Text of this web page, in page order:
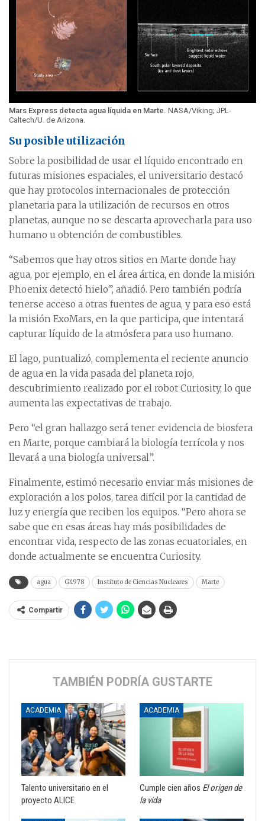
Mars Express detecta agua líquida en Marte. NASA/Viking; JPL-
Caltech/U. de Arizona.
Su posible utilización
Sobre la posibilidad de usar el líquido encontrado en
futuras misiones espaciales, el universitario destacó
que hay protocolos internacionales de protección
planetaria para la utilización de recursos en otros
planetas, aunque no se descarta aprovecharla para uso
humano u obtención de combustibles.
“Sabemos que hay otros sitios en Marte donde hay
agua, por ejemplo, en el área ártica, en donde la misión
Phoenix detectó hielo”, añadió. Pero también podría
tenerse acceso a otras fuentes de agua, y para eso está
la misión ExoMars, en la que participa, que intentará
capturar líquido de la atmósfera para uso humano.
El lago, puntualizó, complementa el reciente anuncio
de agua en la vida pasada del planeta rojo,
descubrimiento realizado por el robot Curiosity, lo que
aumenta las expectativas de trabajo.
Pero “el gran hallazgo será tener evidencia de biosfera
en Marte, porque cambiará la biología terrícola y nos
llevará a una biología universal”.
Finalmente, estimó necesario enviar más misiones de
exploración a los polos, tarea difícil por la cantidad de
luz y energía que reciben los equipos. “Pero ahora se
sabe que en esas áreas hay más posibilidades de
encontrar vida, respecto de las zonas ecuatoriales, en
donde actualmente se encuentra Curiosity.
agua G4978 Instituto de Ciencias Nucleares Marte
Compartir
TAMBIÉN PODRÍA GUSTARTE
ACADEMIA
Talento universitario en el
proyecto ALICE
ACADEMIA
Cumple cien años El origen de
la vida